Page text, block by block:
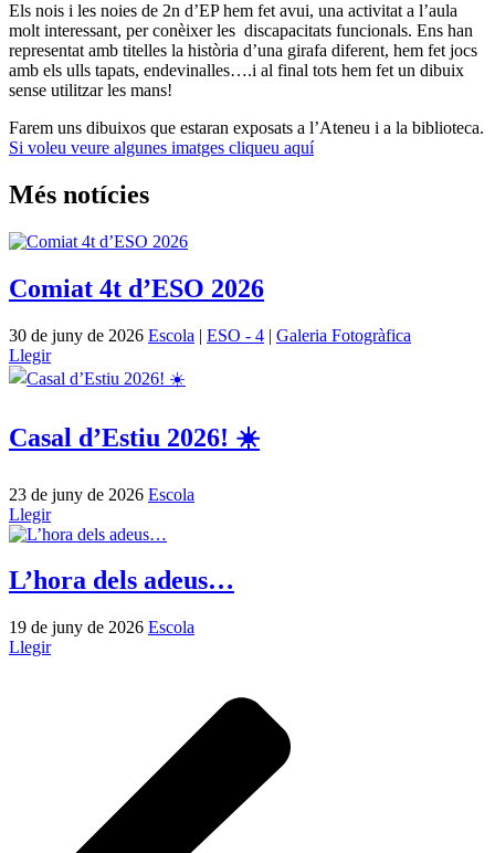
Els nois i les noies de 2n d’EP hem fet avui, una activitat a l’aula
molt interessant, per conèixer les discapacitats funcionals. Ens han
representat amb titelles la història d’una girafa diferent, hem fet jocs
amb els ulls tapats, endevinalles….i al final tots hem fet un dibuix
sense utilitzar les mans!
Farem uns dibuixos que estaran exposats a l’Ateneu i a la biblioteca.
Si voleu veure algunes imatges cliqueu aquí
Més notícies
Comiat 4t d’ESO 2026
30 de juny de 2026 Escola | ESO - 4 | Galeria Fotogràfica
Llegir
Casal d’Estiu 2026! ☀️
23 de juny de 2026 Escola
Llegir
L’hora dels adeus…
19 de juny de 2026 Escola
Llegir